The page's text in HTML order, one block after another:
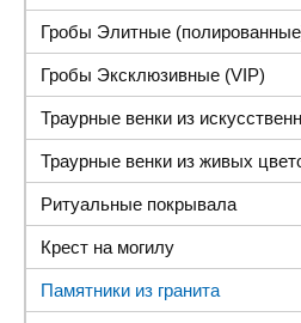
Гробы Элитные
Гробы Эксклюзивные (VIP)
Траурные венки из
Траурные венки из живых
Ритуальные покрывала
Крест на могилу
Памятники из гранита